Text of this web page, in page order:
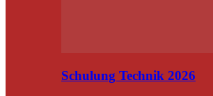
Schulung Technik 2026